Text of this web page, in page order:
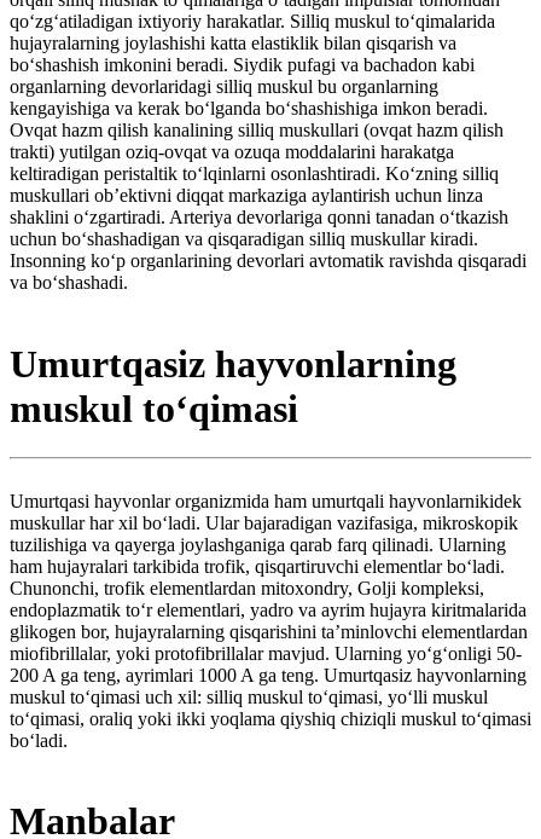
qoʻzgʻatiladigan ixtiyoriy harakatlar. Silliq muskul toʻqimalarida
hujayralarning joylashishi katta elastiklik bilan qisqarish va
boʻshashish imkonini beradi. Siydik pufagi va bachadon kabi
organlarning devorlaridagi silliq muskul bu organlarning
kengayishiga va kerak boʻlganda boʻshashishiga imkon beradi.
Ovqat hazm qilish kanalining silliq muskullari (ovqat hazm qilish
trakti) yutilgan oziq-ovqat va ozuqa moddalarini harakatga
keltiradigan peristaltik toʻlqinlarni osonlashtiradi. Koʻzning silliq
muskullari ob’ektivni diqqat markaziga aylantirish uchun linza
shaklini oʻzgartiradi. Arteriya devorlariga qonni tanadan oʻtkazish
uchun boʻshashadigan va qisqaradigan silliq muskullar kiradi.
Insonning koʻp organlarining devorlari avtomatik ravishda qisqaradi
va boʻshashadi.
Umurtqasiz hayvonlarning
muskul toʻqimasi
Umurtqasi hayvonlar organizmida ham umurtqali hayvonlarnikidek
muskullar har xil boʻladi. Ular bajaradigan vazifasiga, mikroskopik
tuzilishiga va qayerga joylashganiga qarab farq qilinadi. Ularning
ham hujayralari tarkibida trofik, qisqartiruvchi elementlar boʻladi.
Chunonchi, trofik elementlardan mitoxondry, Golji kompleksi,
endoplazmatik toʻr elementlari, yadro va ayrim hujayra kiritmalarida
glikogen bor, hujayralarning qisqarishini taʼminlovchi elementlardan
miofibrillalar, yoki protofibrillalar mavjud. Ularning yoʻgʻonligi 50-
200 A ga teng, ayrimlari 1000 A ga teng. Umurtqasiz hayvonlarning
muskul toʻqimasi uch xil: silliq muskul toʻqimasi, yoʻlli muskul
toʻqimasi, oraliq yoki ikki yoqlama qiyshiq chiziqli muskul toʻqimasi
boʻladi.
Manbalar